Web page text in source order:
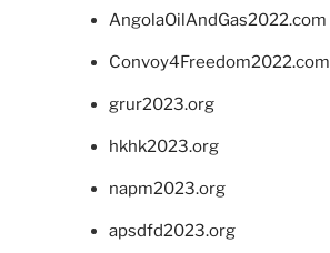
AngolaOilAndGas2022.com
Convoy4Freedom2022.com
grur2023.org
hkhk2023.org
napm2023.org
apsdfd2023.org